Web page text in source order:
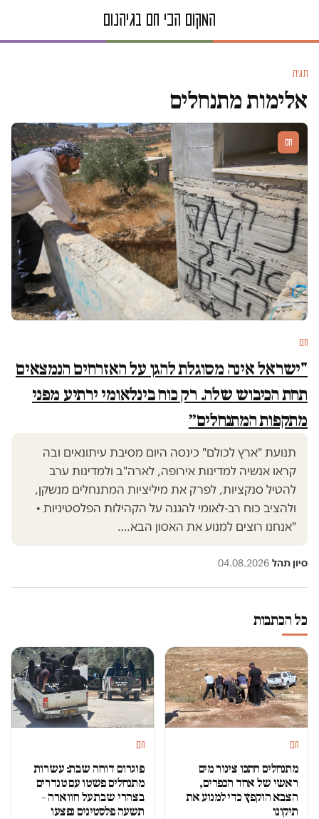
תגית
אלימות מתנחלים
חם
חם
"ישראל אינה מסוגלת להגן על האזרחים הנמצאים
תחת הכיבוש שלה. רק כוח בינלאומי ירתיע מפני
מתקפות המתנחלים״
תנועת "ארץ לכולם" כינסה היום מסיבת עיתונאים ובה
קראו אנשיה למדינות אירופה, לארה"ב ולמדינות ערב
להטיל סנקציות, לפרק את מיליציות המתנחלים מנשקן,
ולהציב כוח רב-לאומי להגנה על הקהילות הפלסטיניות •
"אנחנו רוצים למנוע את האסון הבא.…
סיון תהל·
04.08.2026
כל הכתבות
חם
מתנחלים חתכו צינור מים
ראשי של אחד הכפרים,
הצבא הוקפץ כדי למנוע את
תיקונו
חם
פוגרום דוחה שבת: עשרות
מתנחלים פשטו עם טנדרים
בצהרי שבת על חווארה –
תשעה פלסטינים נפצעו